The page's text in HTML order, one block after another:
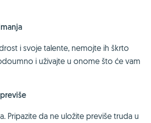
i svoje talente, nemojte ih škrto
i uživajte u onome što će vam
Pripazite da ne uložite previše truda u